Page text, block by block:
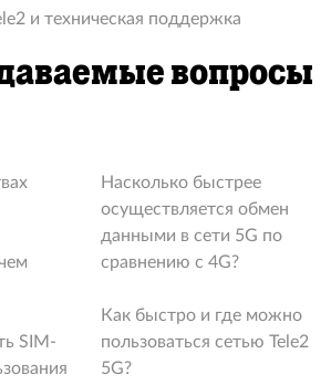
и техническая поддержка
вопросы
SIM-
Насколько быстрее
осуществляется обмен
данными в сети 5G по
сравнению с 4G?
Как быстро и где можно
пользоваться сетью Tele2
5G?